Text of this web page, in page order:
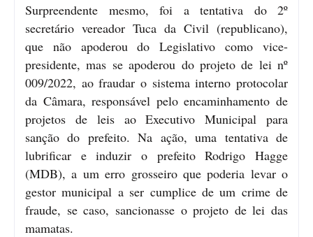
Surpreendente mesmo, foi a tentativa do 2º
secretário vereador Tuca da Civil (republicano),
que não apoderou do Legislativo como vice-
presidente, mas se apoderou do projeto de lei nº
009/2022, ao fraudar o sistema interno protocolar
da Câmara, responsável pelo encaminhamento de
projetos de leis ao Executivo Municipal para
sanção do prefeito. Na ação, uma tentativa de
lubrificar e induzir o prefeito Rodrigo Hagge
(MDB), a um erro grosseiro que poderia levar o
gestor municipal a ser cumplice de um crime de
fraude, se caso, sancionasse o projeto de lei das
mamatas.